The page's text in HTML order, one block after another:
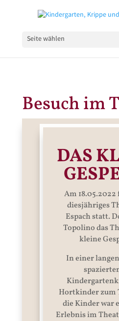
Seite wählen
Besuch im
DAS
Am
diesjähriges
Espach statt.
Topolino das
kleine
In einer
Hortkinder zum
die Kinder war
Erlebnis im